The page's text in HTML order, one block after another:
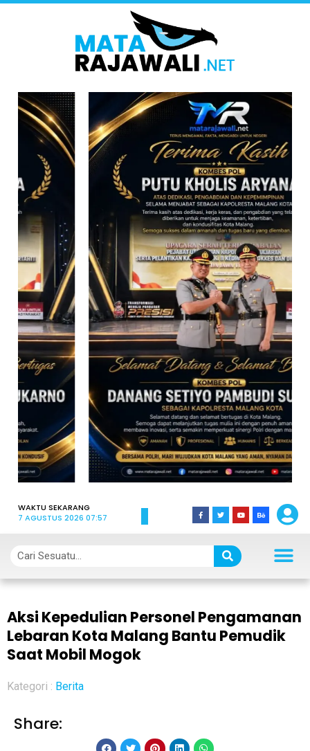
WAKTU SEKARANG
7 AGUSTUS 2026 07:57
Aksi Kepedulian Personel Pengamanan
Lebaran Kota Malang Bantu Pemudik
Saat Mobil Mogok
Kategori : Berita
Share: